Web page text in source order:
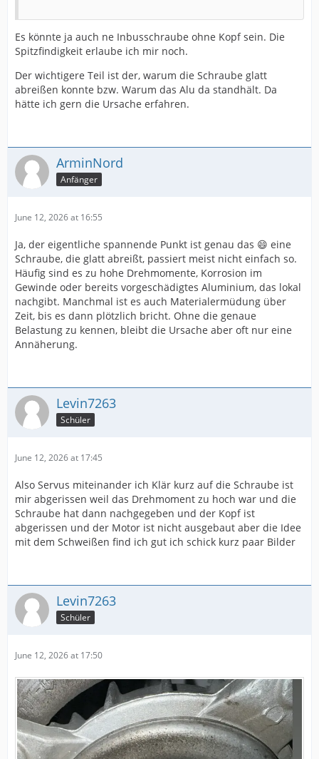
Es könnte ja auch ne Inbusschraube ohne Kopf sein. Die
Spitzfindigkeit erlaube ich mir noch.
Der wichtigere Teil ist der, warum die Schraube glatt
abreißen konnte bzw. Warum das Alu da standhält. Da
hätte ich gern die Ursache erfahren.
ArminNord
Anfänger
June 12, 2026 at 16:55
Ja, der eigentliche spannende Punkt ist genau das 😄 eine
Schraube, die glatt abreißt, passiert meist nicht einfach so.
Häufig sind es zu hohe Drehmomente, Korrosion im
Gewinde oder bereits vorgeschädigtes Aluminium, das lokal
nachgibt. Manchmal ist es auch Materialermüdung über
Zeit, bis es dann plötzlich bricht. Ohne die genaue
Belastung zu kennen, bleibt die Ursache aber oft nur eine
Annäherung.
Levin7263
Schüler
June 12, 2026 at 17:45
Also Servus miteinander ich Klär kurz auf die Schraube ist
mir abgerissen weil das Drehmoment zu hoch war und die
Schraube hat dann nachgegeben und der Kopf ist
abgerissen und der Motor ist nicht ausgebaut aber die Idee
mit dem Schweißen find ich gut ich schick kurz paar Bilder
Levin7263
Schüler
June 12, 2026 at 17:50